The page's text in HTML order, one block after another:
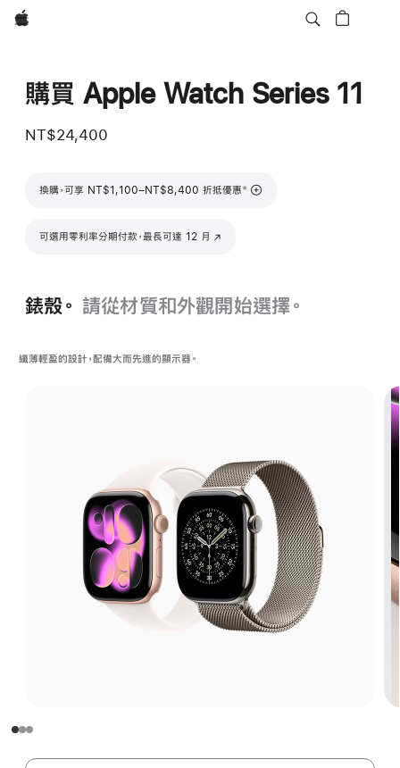
Apple
購買 Apple Watch Series 11
NT$24,400
換購，可享 NT$1,100–NT$8,400 折抵優惠
註腳
※
可選用零利率分期付款，最長可達 12 月
(以新視窗開啟)
錶殼。 請從材質和外觀開始選擇。
纖薄輕盈的設計，配備大而先進的顯示器。